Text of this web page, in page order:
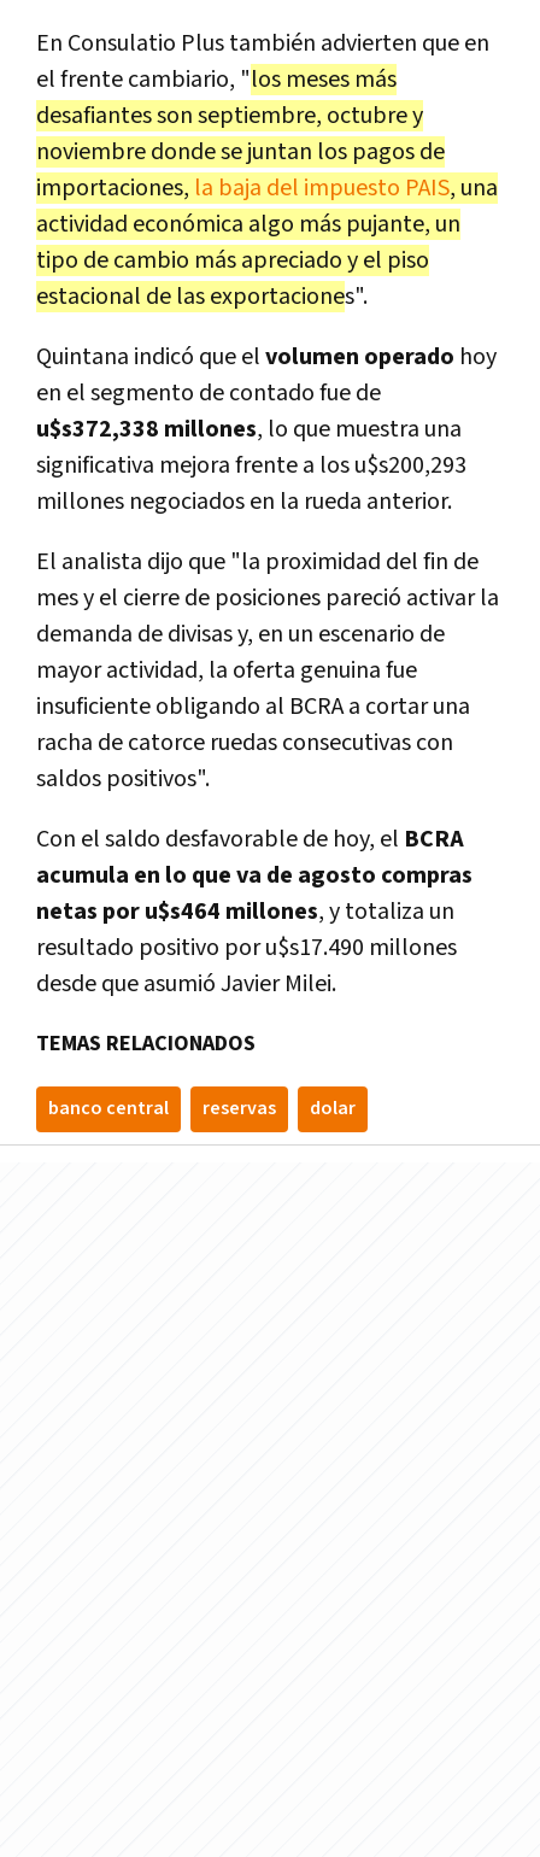
En Consulatio Plus también advierten que en
el frente cambiario, "los meses más
desafiantes son septiembre, octubre y
noviembre donde se juntan los pagos de
importaciones, la baja del impuesto PAIS, una
actividad económica algo más pujante, un
tipo de cambio más apreciado y el piso
estacional de las exportaciones".
Quintana indicó que elvolumen operado hoy
en el segmento de contado fue de
u$s372,338 millones, lo que muestra una
significativa mejora frente a los u$s200,293
millones negociados en la rueda anterior.
El analista dijo que "la proximidad del fin de
mes y el cierre de posiciones pareció activar la
demanda de divisas y, en un escenario de
mayor actividad, la oferta genuina fue
insuficiente obligando al BCRA a cortar una
racha de catorce ruedas consecutivas con
saldos positivos".
Con el saldo desfavorable de hoy, el BCRA
acumula en lo que va de agosto compras
netas por u$s464 millones, y totaliza un
resultado positivo por u$s17.490 millones
desde que asumió Javier Milei.
TEMAS RELACIONADOS
banco central reservas dolar